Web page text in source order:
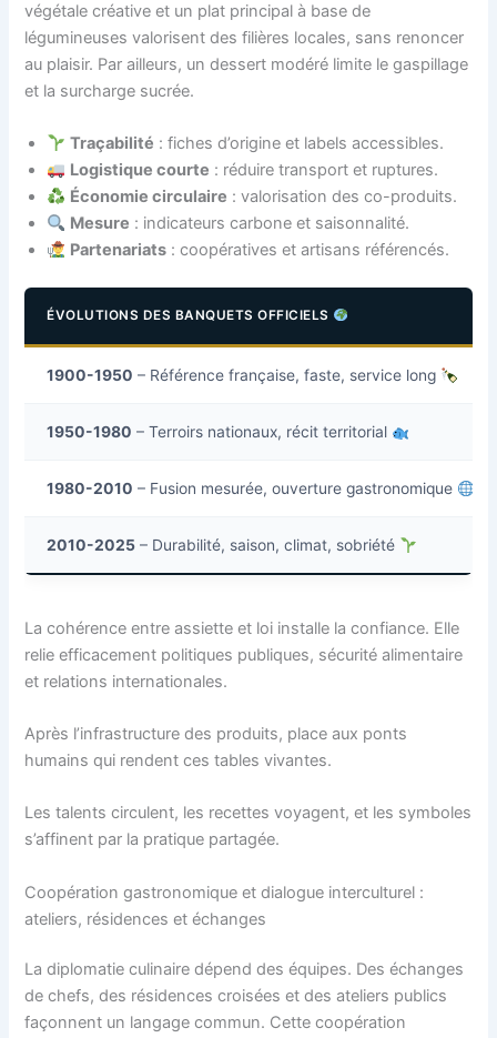
végétale créative et un plat principal à base de
légumineuses valorisent des filières locales, sans renoncer
au plaisir. Par ailleurs, un dessert modéré limite le gaspillage
et la surcharge sucrée.
Traçabilité : fiches d’origine et labels accessibles.
Logistique courte : réduire transport et ruptures.
Économie circulaire : valorisation des co-produits.
Mesure : indicateurs carbone et saisonnalité.
Partenariats : coopératives et artisans référencés.
ÉVOLUTIONS DES BANQUETS OFFICIELS
1900-1950 – Référence française, faste, service long
1950-1980 – Terroirs nationaux, récit territorial
1980-2010 – Fusion mesurée, ouverture gastronomique
2010-2025 – Durabilité, saison, climat, sobriété
La cohérence entre assiette et loi installe la confiance. Elle
relie efficacement politiques publiques, sécurité alimentaire
et relations internationales.
Après l’infrastructure des produits, place aux ponts
humains qui rendent ces tables vivantes.
Les talents circulent, les recettes voyagent, et les symboles
s’affinent par la pratique partagée.
Coopération gastronomique et dialogue interculturel :
ateliers, résidences et échanges
La diplomatie culinaire dépend des équipes. Des échanges
de chefs, des résidences croisées et des ateliers publics
façonnent un langage commun. Cette coopération